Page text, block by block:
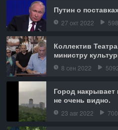
Путин о
27 окт 2022
Коллектив
министру
8 сен 2022
Город накрывает
не очень видно.
23 авг 2022